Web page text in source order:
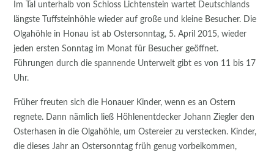
Im Tal unterhalb von Schloss Lichtenstein wartet Deutschlands
längste Tuffsteinhöhle wieder auf große und kleine Besucher. Die
Olgahöhle in Honau ist ab Ostersonntag, 5. April 2015, wieder
jeden ersten Sonntag im Monat für Besucher geöffnet.
Führungen durch die spannende Unterwelt gibt es von 11 bis 17
Uhr.
Früher freuten sich die Honauer Kinder, wenn es an Ostern
regnete. Dann nämlich ließ Höhlenentdecker Johann Ziegler den
Osterhasen in die Olgahöhle, um Ostereier zu verstecken. Kinder,
die dieses Jahr an Ostersonntag früh genug vorbeikommen,